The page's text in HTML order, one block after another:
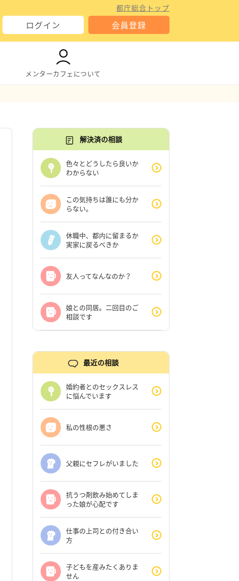
都庁総合トップ
ログイン 会員登録
メンターカフェについて
解決済の相談
色々とどうしたら良いか
わからない
この気持ちは誰にも分か
らない。
休職中、都内に留まるか
実家に戻るべきか
友人ってなんなのか？
娘との同居。二回目のご
相談です
最近の相談
婚約者とのセックスレス
に悩んでいます
私の性根の悪さ
父親にセフレがいました
抗うつ剤飲み始めてしま
った娘が心配です
仕事の上司との付き合い
方
子どもを産みたくありま
せん